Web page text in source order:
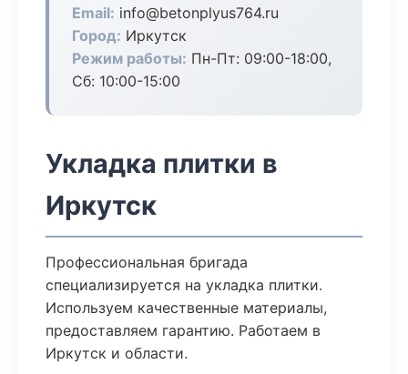
Email: info@betonplyus764.ru
Город: Иркутск
Режим работы: Пн-Пт: 09:00-18:00,
Сб: 10:00-15:00
Укладка плитки в
Иркутск
Профессиональная бригада
специализируется на укладка плитки.
Используем качественные материалы,
предоставляем гарантию. Работаем в
Иркутск и области.